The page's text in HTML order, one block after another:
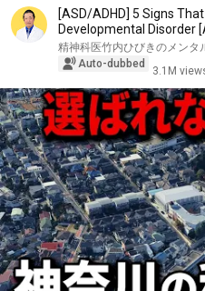
[ASD/ADHD] 5 Signs
Developmental Disorder
精神科医竹内ひびきのメンタ
Auto-dubbed
3.1M